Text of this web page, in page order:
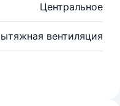
Центральное
вентиляция